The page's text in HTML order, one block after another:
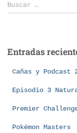
Buscar …
Entradas
Cañas y Podcast
Episodio 3
Premier
Pokémon Masters